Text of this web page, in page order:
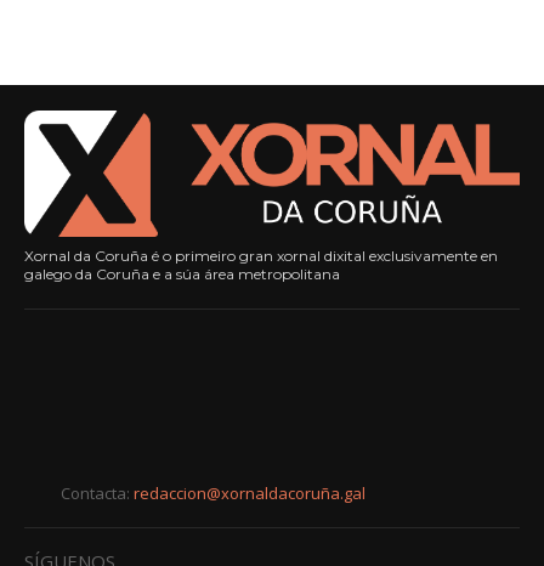
Xornal da Coruña é o primeiro gran xornal dixital exclusivamente en
galego da Coruña e a súa área metropolitana
Contacta: redaccion@xornaldacoruña.gal